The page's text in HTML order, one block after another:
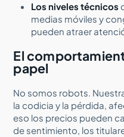
Los niveles técnicos
medias móviles y
pueden atraer
El
papel
No somos robots.
la codicia y la pérdida,
eso los precios pueden
de sentimiento, los